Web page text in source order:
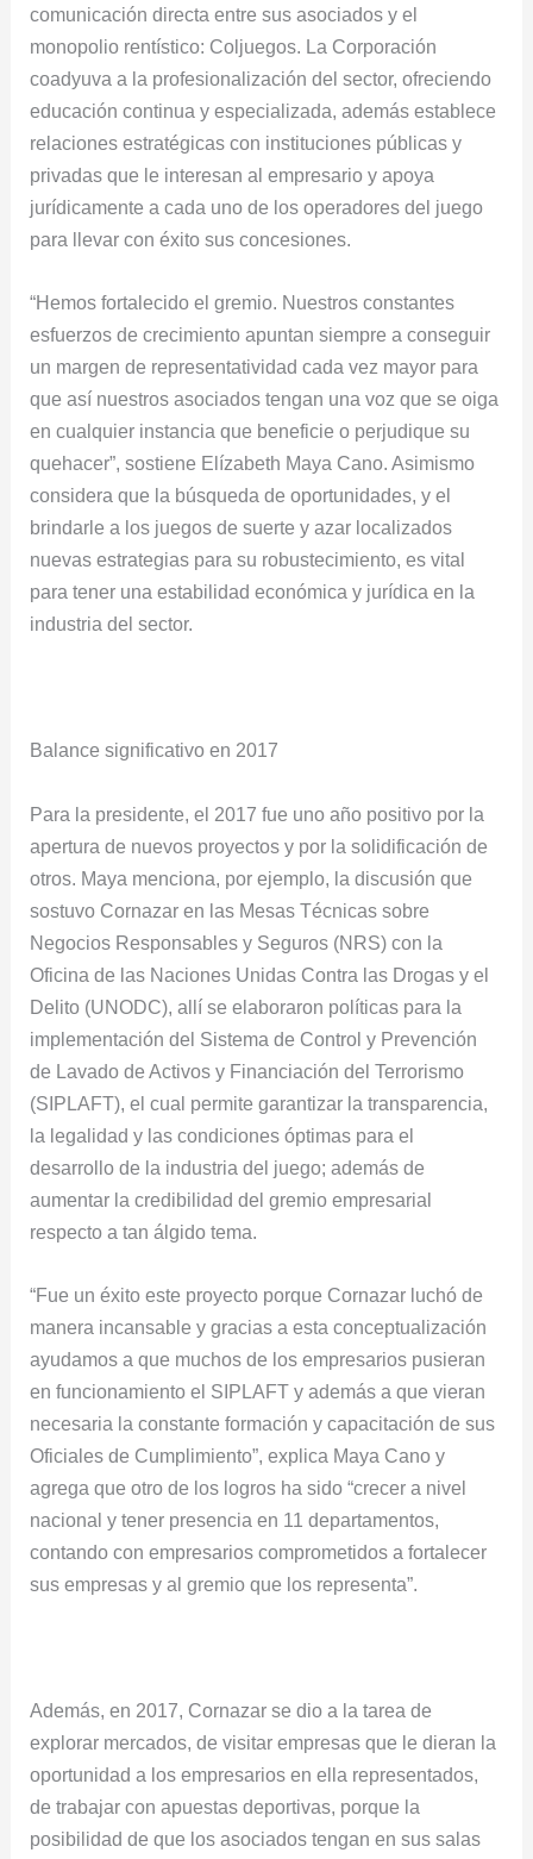
comunicación directa entre sus asociados y el
monopolio rentístico: Coljuegos. La Corporación
coadyuva a la profesionalización del sector, ofreciendo
educación continua y especializada, además establece
relaciones estratégicas con instituciones públicas y
privadas que le interesan al empresario y apoya
jurídicamente a cada uno de los operadores del juego
para llevar con éxito sus concesiones.
“Hemos fortalecido el gremio. Nuestros constantes
esfuerzos de crecimiento apuntan siempre a conseguir
un margen de representatividad cada vez mayor para
que así nuestros asociados tengan una voz que se oiga
en cualquier instancia que beneficie o perjudique su
quehacer”, sostiene Elízabeth Maya Cano. Asimismo
considera que la búsqueda de oportunidades, y el
brindarle a los juegos de suerte y azar localizados
nuevas estrategias para su robustecimiento, es vital
para tener una estabilidad económica y jurídica en la
industria del sector.
Balance significativo en 2017
Para la presidente, el 2017 fue uno año positivo por la
apertura de nuevos proyectos y por la solidificación de
otros. Maya menciona, por ejemplo, la discusión que
sostuvo Cornazar en las Mesas Técnicas sobre
Negocios Responsables y Seguros (NRS) con la
Oficina de las Naciones Unidas Contra las Drogas y el
Delito (UNODC), allí se elaboraron políticas para la
implementación del Sistema de Control y Prevención
de Lavado de Activos y Financiación del Terrorismo
(SIPLAFT), el cual permite garantizar la transparencia,
la legalidad y las condiciones óptimas para el
desarrollo de la industria del juego; además de
aumentar la credibilidad del gremio empresarial
respecto a tan álgido tema.
“Fue un éxito este proyecto porque Cornazar luchó de
manera incansable y gracias a esta conceptualización
ayudamos a que muchos de los empresarios pusieran
en funcionamiento el SIPLAFT y además a que vieran
necesaria la constante formación y capacitación de sus
Oficiales de Cumplimiento”, explica Maya Cano y
agrega que otro de los logros ha sido “crecer a nivel
nacional y tener presencia en 11 departamentos,
contando con empresarios comprometidos a fortalecer
sus empresas y al gremio que los representa”.
Además, en 2017, Cornazar se dio a la tarea de
explorar mercados, de visitar empresas que le dieran la
oportunidad a los empresarios en ella representados,
de trabajar con apuestas deportivas, porque la
posibilidad de que los asociados tengan en sus salas